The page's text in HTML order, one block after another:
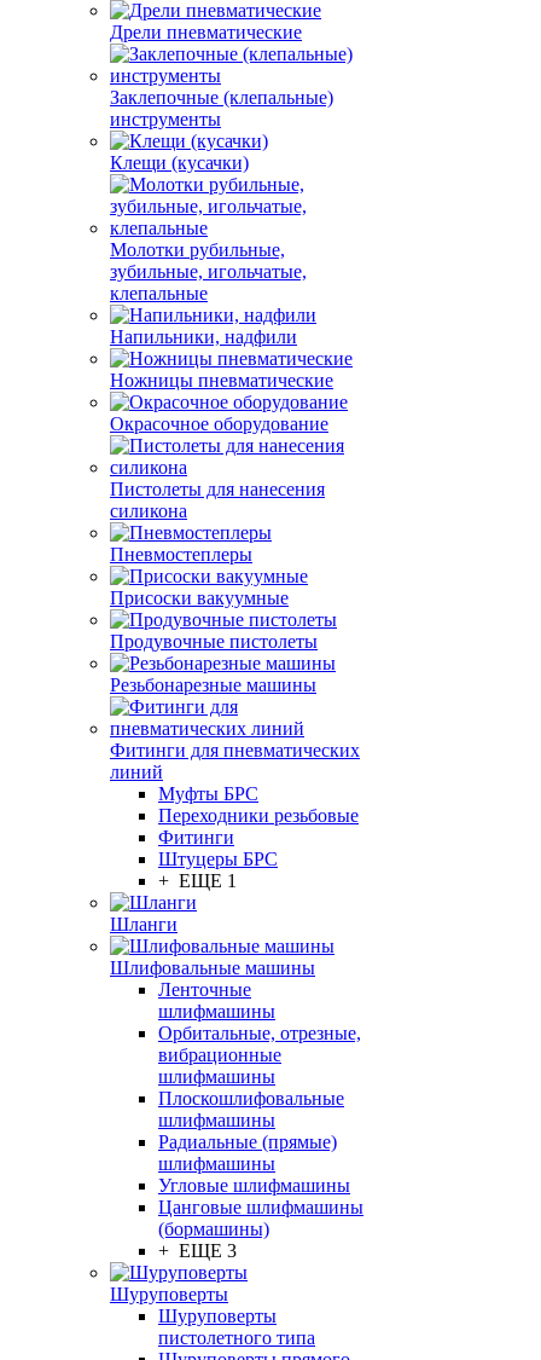
Дрели пневматические
Заклепочные (клепальные)
инструменты
Клещи (кусачки)
Молотки рубильные,
зубильные, игольчатые,
клепальные
Напильники, надфили
Ножницы пневматические
Окрасочное оборудование
Пистолеты для нанесения
силикона
Пневмостеплеры
Присоски вакуумные
Продувочные пистолеты
Резьбонарезные машины
Фитинги для пневматических
линий
Муфты БРС
Переходники резьбовые
Фитинги
Штуцеры БРС
+ ЕЩЕ 1
Шланги
Шлифовальные машины
Ленточные
шлифмашины
Орбитальные, отрезные,
вибрационные
шлифмашины
Плоскошлифовальные
шлифмашины
Радиальные (прямые)
шлифмашины
Угловые шлифмашины
Цанговые шлифмашины
(бормашины)
+ ЕЩЕ 3
Шуруповерты
Шуруповерты
пистолетного типа